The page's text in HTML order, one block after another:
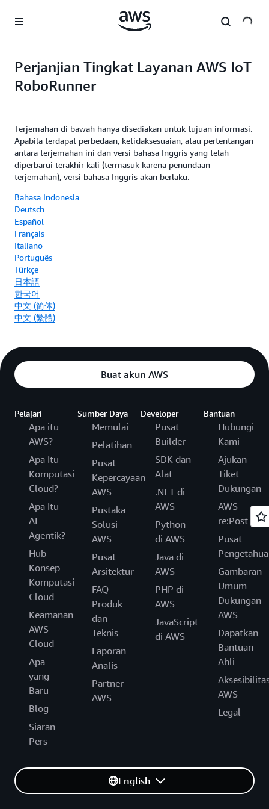
Perjanjian Tingkat Layanan AWS IoT
RoboRunner
Terjemahan di bawah hanya disediakan untuk tujuan informasi.
Apabila terdapat perbedaan, ketidaksesuaian, atau pertentangan
antara terjemahan ini dan versi bahasa Inggris yang telah
diperbarui terakhir kali (termasuk karena penundaan
terjemahan), versi bahasa Inggris akan berlaku.
Bahasa Indonesia
Deutsch
Español
Français
Italiano
Português
Türkçe
日本語
한국어
中文 (简体)
中文 (繁體)
Buat akun AWS
Pelajari
Apa itu
AWS?
Apa Itu
Komputasi
Cloud?
Apa Itu
AI
Agentik?
Hub
Konsep
Komputasi
Cloud
Keamanan
AWS
Cloud
Apa
yang
Baru
Blog
Siaran
Pers
Sumber Daya
Memulai
Pelatihan
Pusat
Kepercayaan
AWS
Pustaka
Solusi
AWS
Pusat
Arsitektur
FAQ
Produk
dan
Teknis
Laporan
Analis
Partner
AWS
Developer
Pusat
Builder
SDK dan
Alat
.NET di
AWS
Python
di AWS
Java di
AWS
PHP di
AWS
JavaScript
di AWS
Bantuan
Hubungi
Kami
Ajukan
Tiket
Dukungan
AWS
re:Post
Pusat
Gambaran
Umum
Dukungan
AWS
Dapatkan
Bantuan
Ahli
AWS
Legal
English